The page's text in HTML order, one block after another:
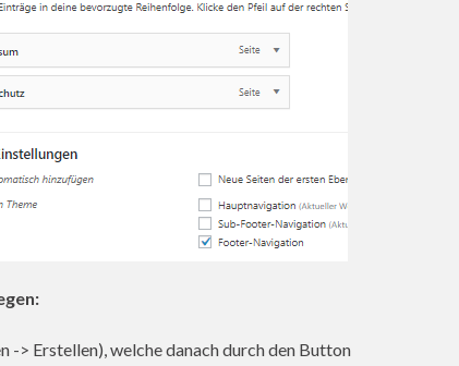
-> Erstellen), welche danach durch den Button